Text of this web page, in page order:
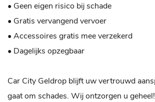
• Geen eigen risico bij schade
• Gratis vervangend vervoer
• Accessoires gratis mee verzekerd
• Dagelijks opzegbaar
Car City Geldrop blijft uw vertrouwd
gaat om schades. Wij ontzorgen u